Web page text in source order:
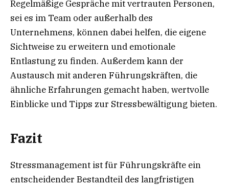
Regelmäßige Gespräche mit vertrauten Personen,
sei es im Team oder außerhalb des
Unternehmens, können dabei helfen, die eigene
Sichtweise zu erweitern und emotionale
Entlastung zu finden. Außerdem kann der
Austausch mit anderen Führungskräften, die
ähnliche Erfahrungen gemacht haben, wertvolle
Einblicke und Tipps zur Stressbewältigung bieten.
Fazit
Stressmanagement ist für Führungskräfte ein
entscheidender Bestandteil des langfristigen